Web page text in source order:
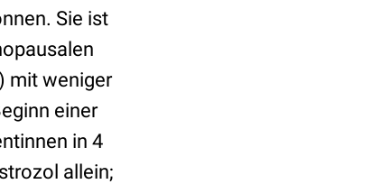
Sie ist
mit weniger
einer
in 4
allein;